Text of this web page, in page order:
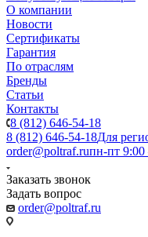
О компании
Новости
Сертификаты
Гарантия
По отраслям
Бренды
Статьи
Контакты
8 (812) 646-54-18
8 (812) 646-54-18Для
order@poltraf.ruпн-пт
Заказать звонок
Задать вопрос
order@poltraf.ru